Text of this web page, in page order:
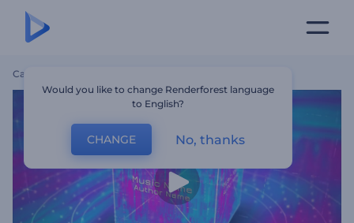
Casa
Would you like to change Renderforest language
to English?
CHANGE No, thanks